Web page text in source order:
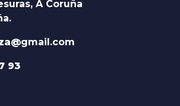
A Coruña
gmail.com
93